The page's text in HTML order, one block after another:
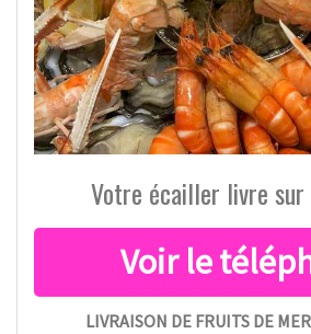
Votre écailler livre sur
LIVRAISON DE FRUITS DE